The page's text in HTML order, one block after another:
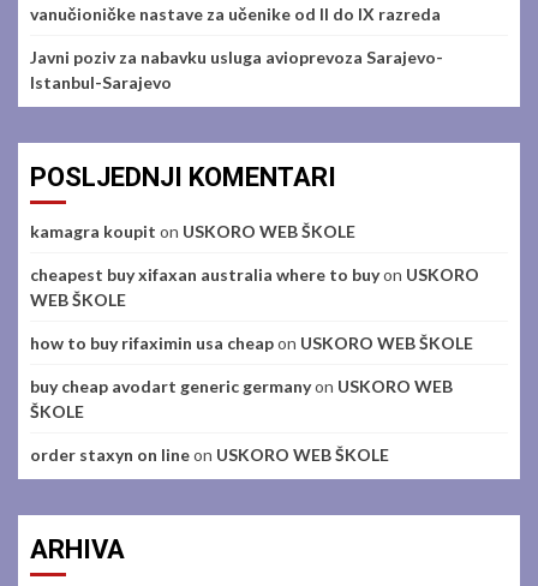
vanučioničke nastave za učenike od II do IX razreda
Javni poziv za nabavku usluga avioprevoza Sarajevo-
Istanbul-Sarajevo
POSLJEDNJI KOMENTARI
kamagra koupit on USKORO WEB ŠKOLE
cheapest buy xifaxan australia where to buyon USKORO
WEB ŠKOLE
how to buy rifaximin usa cheapon USKORO WEB ŠKOLE
buy cheap avodart generic germanyon USKORO WEB
ŠKOLE
order staxyn on lineon USKORO WEB ŠKOLE
ARHIVA